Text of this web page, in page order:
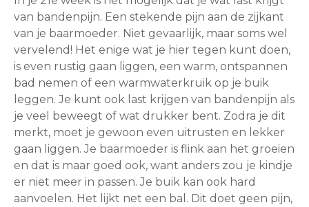
van bandenpijn. Een stekende pijn aan de zijkant
van je baarmoeder. Niet gevaarlijk, maar soms wel
vervelend! Het enige wat je hier tegen kunt doen,
is even rustig gaan liggen, een warm, ontspannen
bad nemen of een warmwaterkruik op je buik
leggen. Je kunt ook last krijgen van bandenpijn als
je veel beweegt of wat drukker bent. Zodra je dit
merkt, moet je gewoon even uitrusten en lekker
gaan liggen. Je baarmoeder is flink aan het groeien
en dat is maar goed ook, want anders zou je kindje
er niet meer in passen. Je buik kan ook hard
aanvoelen. Het lijkt net een bal. Dit doet geen pijn,